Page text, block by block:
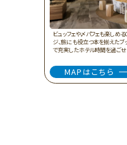
ビュッフェや〆パフェも楽しめ
ジ、旅にも役立つ本を揃えたブ
で充実したホテル時間を過ごせ
MAPはこちら